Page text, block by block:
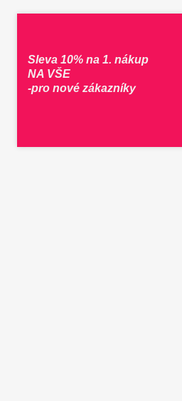
Sleva 10% na 1. nákup
NA VŠE
-pro nové zákazníky